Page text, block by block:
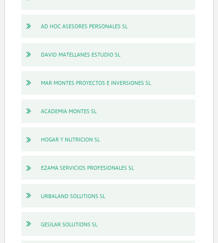
AD HOC ASESORES PERSONALES SL
DAVID MATELLANES ESTUDIO SL
MAR MONTES PROYECTOS E INVERSIONES SL
ACADEMIA MONTES SL
HOGAR Y NUTRICION SL
EZAMA SERVICIOS PROFESIONALES SL
URBALAND SOLUTIONS SL
GESILAR SOLUTIONS SL